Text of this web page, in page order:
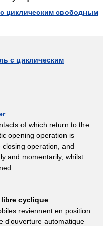
циклическим свободным
с циклическим
of which return to the
opening operation is
operation, and
and momentarily, whilst
cyclique
reviennent en position
d'ouverture automatique